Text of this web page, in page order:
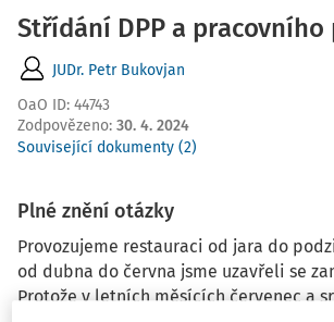
Střídání DPP a pracovního
JUDr. Petr Bukovjan
OaO ID: 44743
Zodpovězeno: 30. 4. 2024
Související dokumenty (2)
Plné znění otázky
Provozujeme restauraci od jara do
od dubna do června jsme uzavřeli se
Protože v letních měsících červenec a